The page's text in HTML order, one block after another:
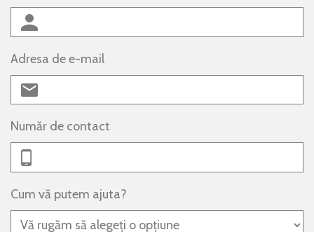
Adresa de e-mail
Număr de contact
Cum vă putem ajuta?